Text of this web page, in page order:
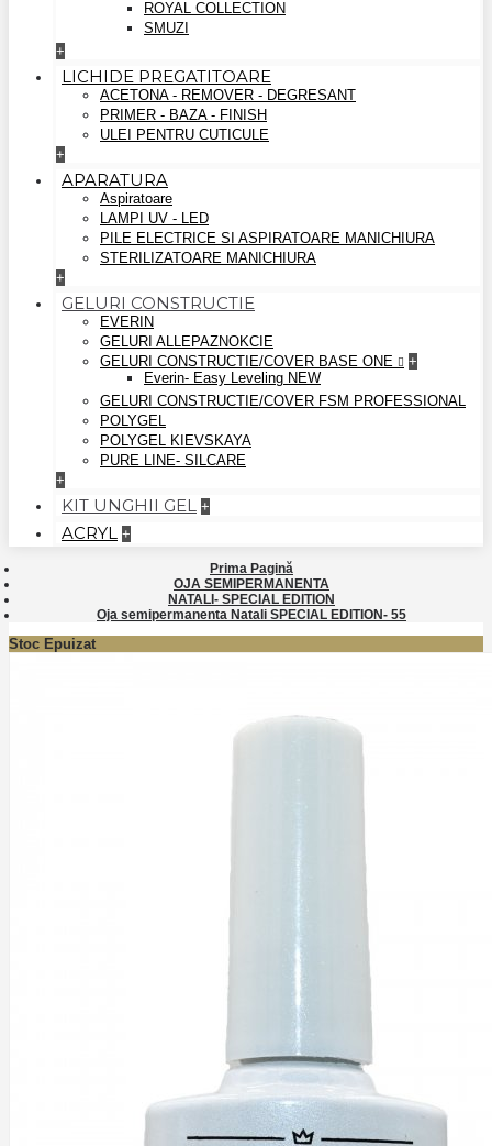
ROYAL COLLECTION
SMUZI
+
LICHIDE PREGATITOARE
ACETONA - REMOVER - DEGRESANT
PRIMER - BAZA - FINISH
ULEI PENTRU CUTICULE
+
APARATURA
Aspiratoare
LAMPI UV - LED
PILE ELECTRICE SI ASPIRATOARE MANICHIURA
STERILIZATOARE MANICHIURA
+
GELURI CONSTRUCTIE
EVERIN
GELURI ALLEPAZNOKCIE
GELURI CONSTRUCTIE/COVER BASE ONE
+
Everin- Easy Leveling NEW
GELURI CONSTRUCTIE/COVER FSM PROFESSIONAL
POLYGEL
POLYGEL KIEVSKAYA
PURE LINE- SILCARE
+
KIT UNGHII GEL +
ACRYL +
Prima Pagină
OJA SEMIPERMANENTA
NATALI- SPECIAL EDITION
Oja semipermanenta Natali SPECIAL EDITION- 55
Stoc Epuizat